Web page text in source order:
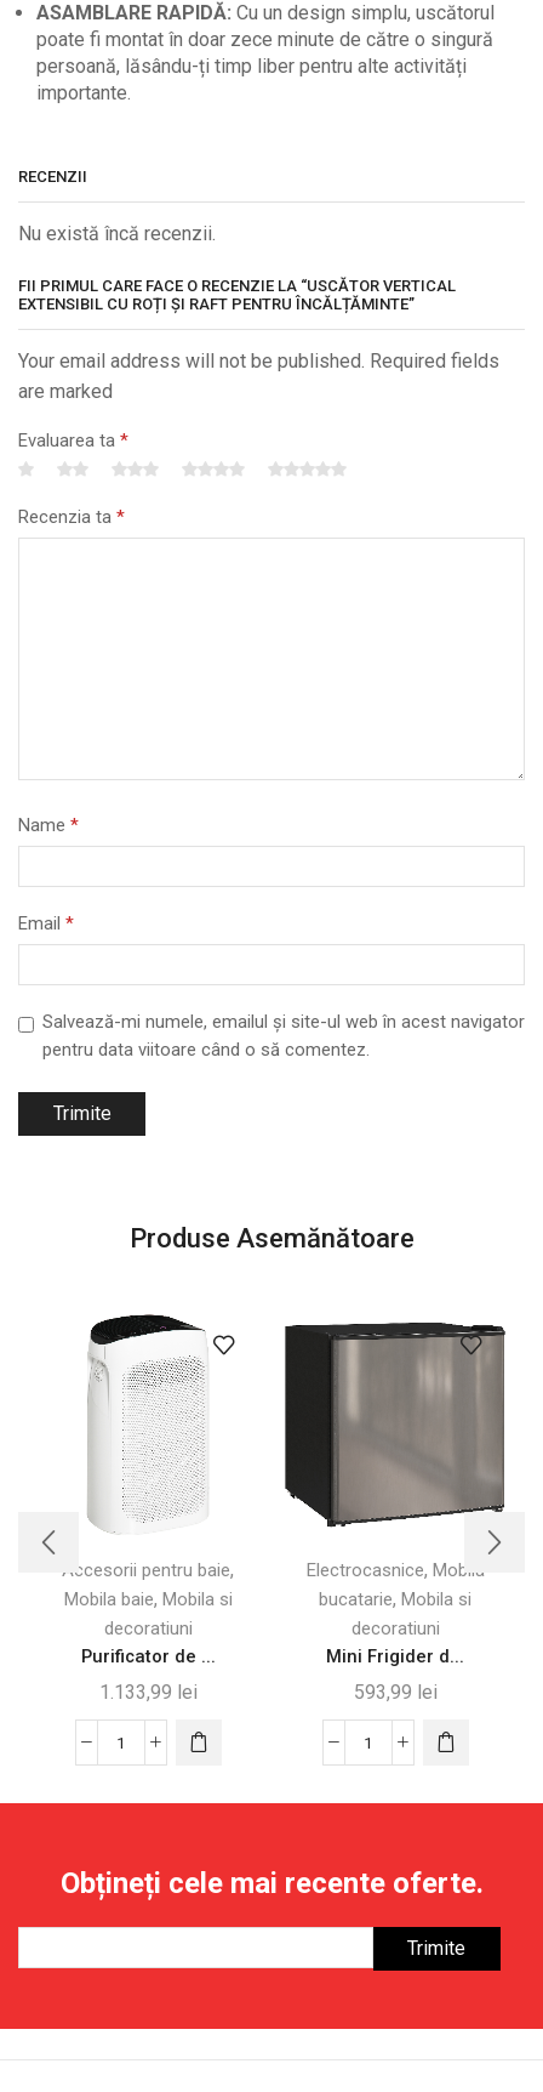
ASAMBLARE RAPIDĂ: Cu un design simplu, uscătorul
poate fi montat în doar zece minute de către o singură
persoană, lăsându-ți timp liber pentru alte activități
importante.
RECENZII
Nu există încă recenzii.
FII PRIMUL CARE FACE O RECENZIE LA “USCĂTOR VERTICAL
EXTENSIBIL CU ROȚI ȘI RAFT PENTRU ÎNCĂLȚĂMINTE”
Your email address will not be published. Required fields
are marked
Evaluarea ta *
Recenzia ta *
Name *
Email *
Salvează-mi numele, emailul și site-ul web în acest navigator
pentru data viitoare când o să comentez.
Produse Asemănătoare
Accesorii pentru baie,
Mobila baie, Mobila si
decoratiuni
Purificator de ...
1.133,99 lei
Cantitate
filtru
HEPA,
Electrocasnice, Mobila
bucatarie, Mobila si
decoratiuni
Mini Frigider d...
593,99 lei
Cantitate
Masă
46L
cu
Compartiment
Obțineți cele mai recente oferte.